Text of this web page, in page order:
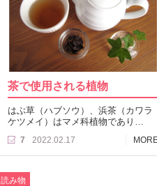
茶で使用される植物
はぶ草（ハブソウ）、浜茶（カワラ
ケツメイ）はマメ科植物であり…
7 2022.02.17
読み物